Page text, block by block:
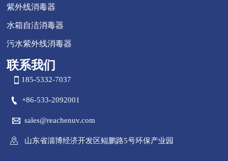
紫外线消毒器
水箱自洁消毒器
污水紫外线消毒器
联系我们
 185-5332-7037
 +86-533-2092001
 sales@reachenuv.com
 山东省淄博经济开发区鲲鹏路5号环保产业园